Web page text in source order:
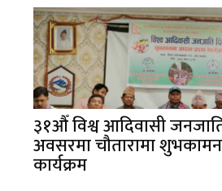
३१औँ विश्व आदिवासी
अवसरमा चौतारामा
कार्यक्रम